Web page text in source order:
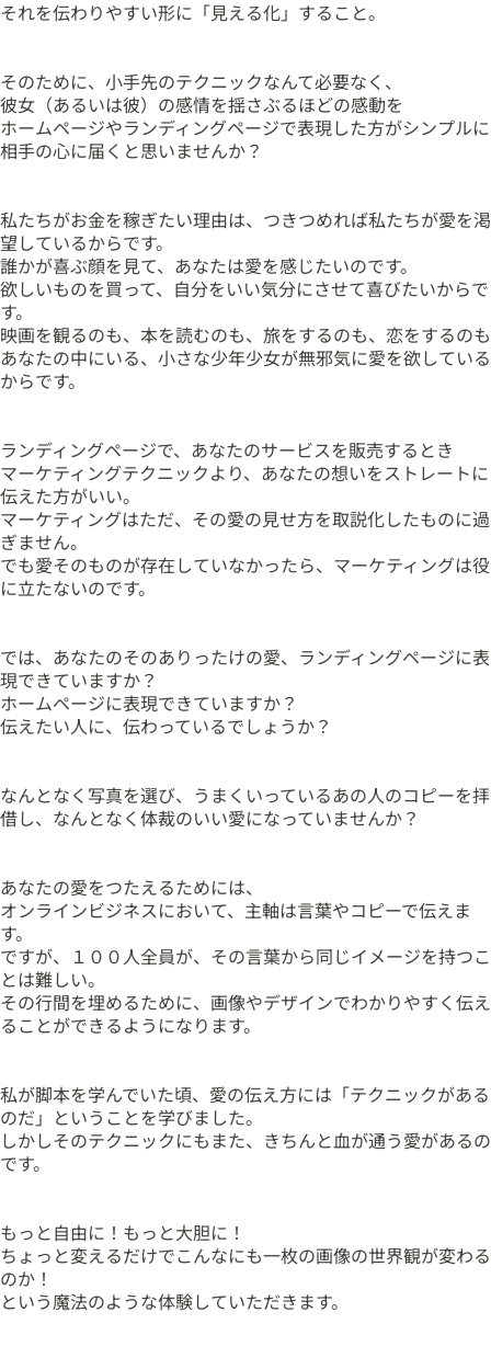
それを伝わりやすい形に「見える化」すること。
そのために、小手先のテクニックなんて必要なく、
彼女（あるいは彼）の感情を揺さぶるほどの感動を
ホームページやランディングページで表現した方がシンプルに
相手の心に届くと思いませんか？
私たちがお金を稼ぎたい理由は、つきつめれば私たちが愛を渇
望しているからです。
誰かが喜ぶ顔を見て、あなたは愛を感じたいのです。
欲しいものを買って、自分をいい気分にさせて喜びたいからで
す。
映画を観るのも、本を読むのも、旅をするのも、恋をするのも
あなたの中にいる、小さな少年少女が無邪気に愛を欲している
からです。
ランディングページで、あなたのサービスを販売するとき
マーケティングテクニックより、あなたの想いをストレートに
伝えた方がいい。
マーケティングはただ、その愛の見せ方を取説化したものに過
ぎません。
でも愛そのものが存在していなかったら、マーケティングは役
に立たないのです。
では、あなたのそのありったけの愛、ランディングページに表
現できていますか？
ホームページに表現できていますか？
伝えたい人に、伝わっているでしょうか？
なんとなく写真を選び、うまくいっているあの人のコピーを拝
借し、なんとなく体裁のいい愛になっていませんか？
あなたの愛をつたえるためには、
オンラインビジネスにおいて、主軸は言葉やコピーで伝えま
す。
ですが、１００人全員が、その言葉から同じイメージを持つこ
とは難しい。
その行間を埋めるために、画像やデザインでわかりやすく伝え
ることができるようになります。
私が脚本を学んでいた頃、愛の伝え方には「テクニックがある
のだ」ということを学びました。
しかしそのテクニックにもまた、きちんと血が通う愛があるの
です。
もっと自由に！もっと大胆に！
ちょっと変えるだけでこんなにも一枚の画像の世界観が変わる
のか！
という魔法のような体験していただきます。